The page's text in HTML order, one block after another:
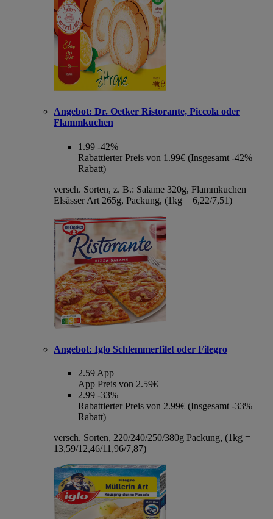
Angebot: Dr. Oetker Ristorante, Piccola oder
Flammkuchen
1.99 -42%
Rabattierter Preis von 1.99€ (Insgesamt -42%
Rabatt)
versch. Sorten, z. B.: Salame 320g, Flammkuchen
Elsässer Art 265g, Packung, (1kg = 6,22/7,51)
Angebot: Iglo Schlemmerfilet oder Filegro
2.59 App
App Preis von 2.59€
2.99 -33%
Rabattierter Preis von 2.99€ (Insgesamt -33%
Rabatt)
versch. Sorten, 220/240/250/380g Packung, (1kg =
13,59/12,46/11,96/7,87)